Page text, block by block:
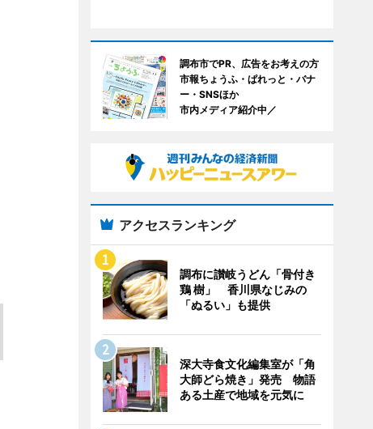
調布市でPR、広告をお考えの方
市報ちょうふ・ぱれっと・バナ
ー・SNSほか
市内メディア紹介中／
アクセスランキング
調布に讃岐うどん「骨付き
鶏 樹」 香川県なじみの
「ぬるい」も提供
深大寺食文化編集室が「角
大師どら焼き」発売 物語
ある土産で地域を元気に